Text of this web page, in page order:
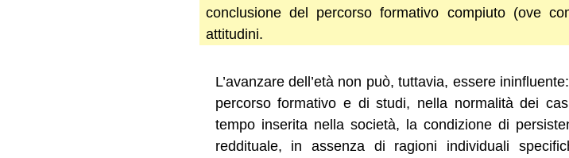
conclusione del percorso formativo compiuto (ove
attitudini.
L’avanzare dell’età non può, tuttavia, essere
percorso formativo e di studi, nella normalità dei
tempo inserita nella società, la condizione di
reddituale, in assenza di ragioni individuali